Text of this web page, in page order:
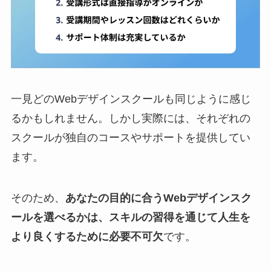
一見どのWebデザインスクールも同じように感じ
るかもしれません。しかし実際には、それぞれの
スクールが独自のコースやサポートを提供してい
ます。
そのため、 あなたの目的に合うWebデザインスク
ールを選べるかは、スキルの習得を通じて人生を
より良くするために必要不可欠です。